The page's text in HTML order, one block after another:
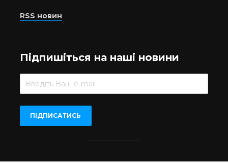
RSS новин
Підпишіться на наші новини